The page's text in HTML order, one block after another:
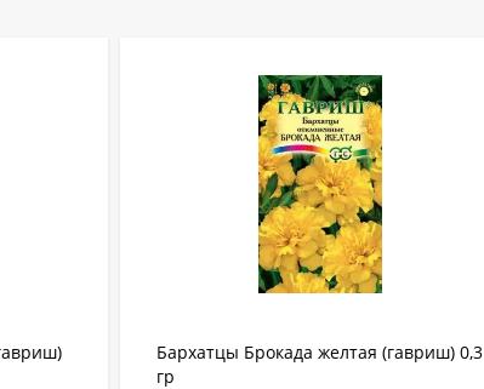
Бархатцы Брокада желтая (гавриш) 0,3
гр